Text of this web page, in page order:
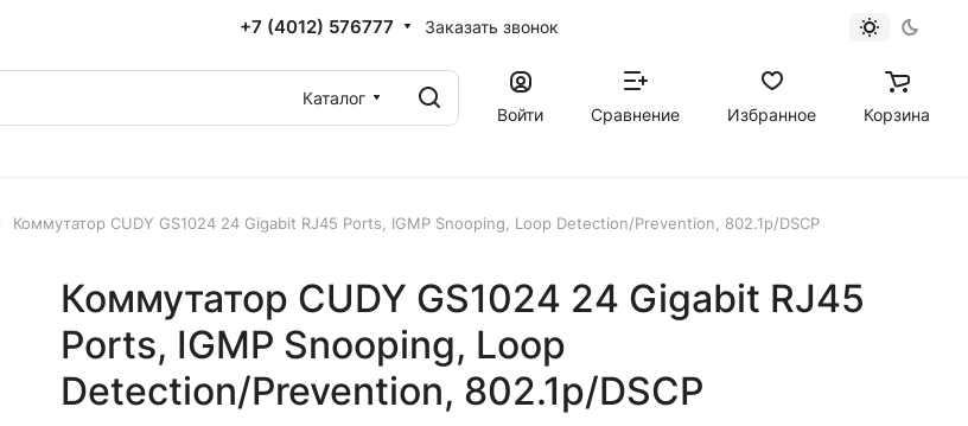
+7 (4012) 576777 Заказать звонок
Каталог
Войти
Сравнение Избранное Корзина
Коммутатор CUDY GS1024 24 Gigabit RJ45 Ports, IGMP Snooping, Loop Detection/Prevention, 802.1p/DSCP
Коммутатор CUDY GS1024 24 Gigabit RJ45
Ports, IGMP Snooping, Loop
Detection/Prevention, 802.1p/DSCP